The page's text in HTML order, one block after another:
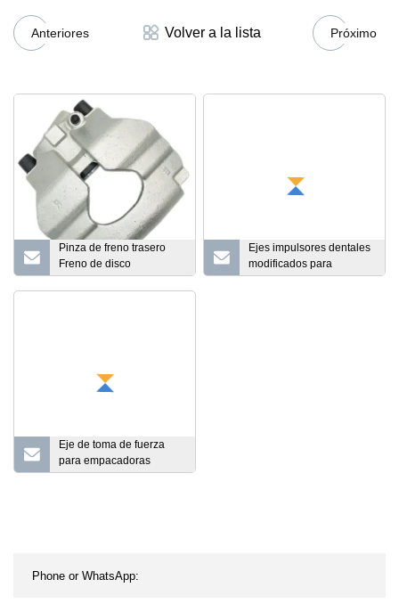
Anteriores Volver a la lista Próximo
Pinza de freno trasero
Freno de disco
Estacionamiento Piezas
Ejes impulsores dentales
modificados para
requisitos particulares de
Eje de toma de fuerza
para empacadoras
cuadradas